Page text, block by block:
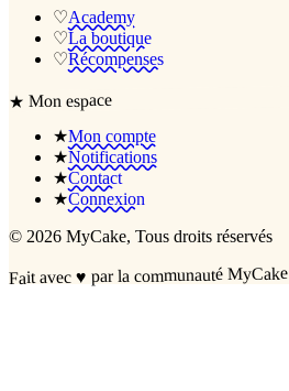
♡Academy
♡La boutique
♡Récompenses
★Mon espace
★Mon compte
★Notifications
★Contact
★Connexion
© 2026 MyCake, Tous droits réservés
Fait avec♥ par la communauté MyCake